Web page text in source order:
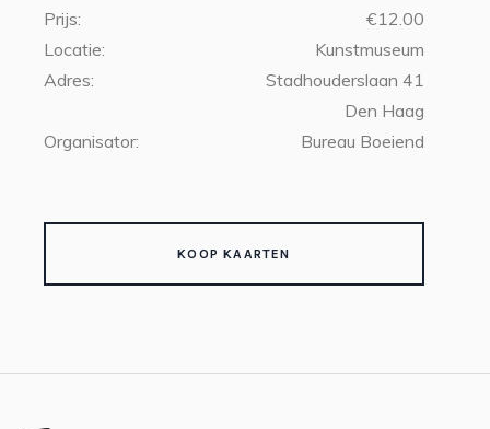
Prijs:
€12.00
Locatie:
Kunstmuseum
Adres:
Stadhouderslaan 41
Den Haag
Organisator:
Bureau Boeiend
KOOP KAARTEN